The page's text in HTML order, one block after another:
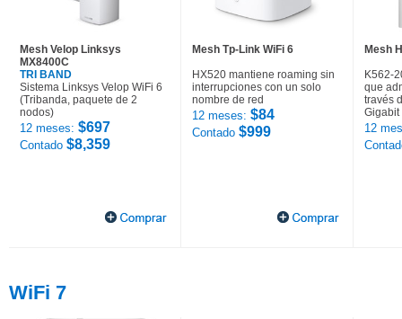
Mesh Velop Linksys
MX8400C
TRI BAND
Sistema Linksys Velop WiFi 6
(Tribanda, paquete de 2
nodos)
12 meses: $697
Contado $8,359
Mesh Tp-Link WiFi 6
HX520 mantiene roaming sin
interrupciones con un solo
nombre de red
12 meses: $84
Contado $999
Mesh
K562-
que
través
Gigabit
12
WiFi 7